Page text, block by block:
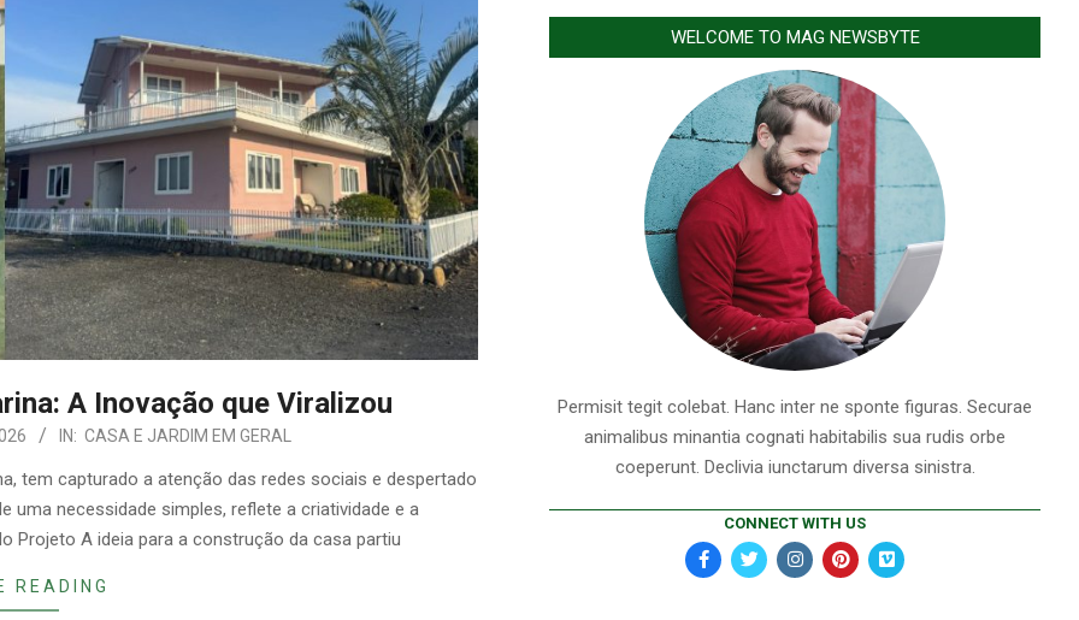
A Inovação que Viralizou
IN: CASA E JARDIM EM GERAL
tem capturado a atenção das redes sociais e despertado
uma necessidade simples, reflete a criatividade e a
Projeto A ideia para a construção da casa partiu
READING
WELCOME TO MAG NEWSBYTE
Permisit tegit colebat. Hanc inter ne sponte figuras. Securae
animalibus minantia cognati habitabilis sua rudis orbe
coeperunt. Declivia iunctarum diversa sinistra.
CONNECT WITH US